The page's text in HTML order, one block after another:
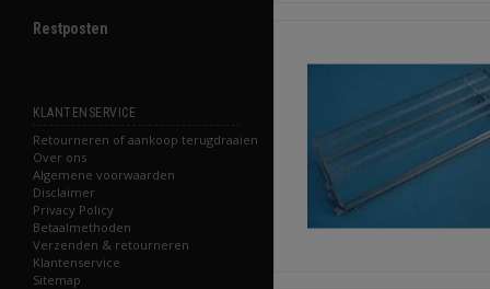
Restposten
KLANTENSERVICE
Retourneren of aankoop terugdraaien
Over ons
Algemene voorwaarden
Disclaimer
Privacy Policy
Betaalmethoden
Verzenden & retourneren
Klantenservice
Sitemap